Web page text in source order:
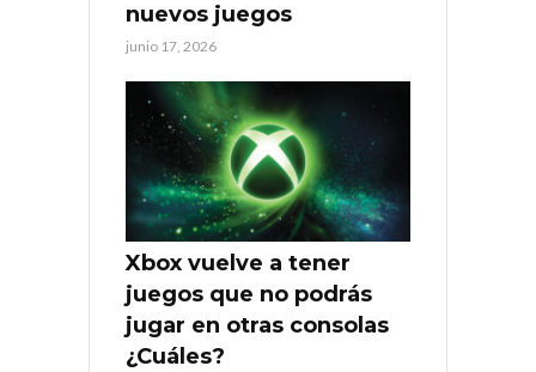
nuevos juegos
junio 17, 2026
Xbox vuelve a tener
juegos que no podrás
jugar en otras consolas
¿Cuáles?